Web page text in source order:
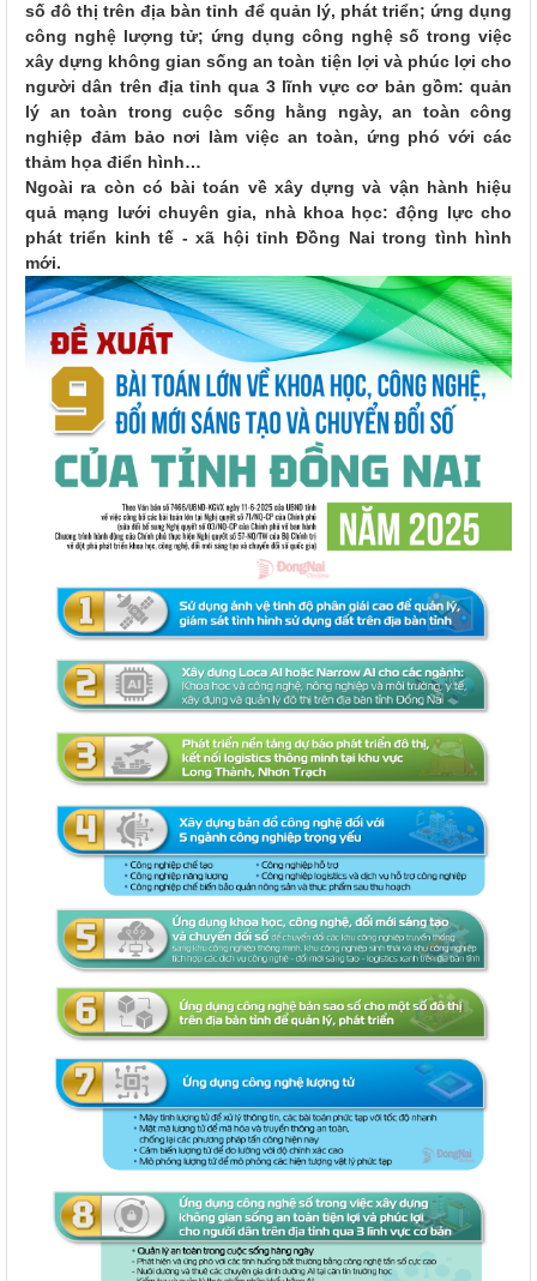
số đô thị trên địa bàn tỉnh để quản lý, phát triển; ứng dụng
công nghệ lượng tử; ứng dụng công nghệ số trong việc
xây dựng không gian sống an toàn tiện lợi và phúc lợi cho
người dân trên địa tỉnh qua 3 lĩnh vực cơ bản gồm: quản
lý an toàn trong cuộc sống hằng ngày, an toàn công
nghiệp đảm bảo nơi làm việc an toàn, ứng phó với các
thảm họa điển hình…
Ngoài ra còn có bài toán về xây dựng và vận hành hiệu
quả mạng lưới chuyên gia, nhà khoa học: động lực cho
phát triển kinh tế - xã hội tỉnh Đồng Nai trong tình hình
mới.